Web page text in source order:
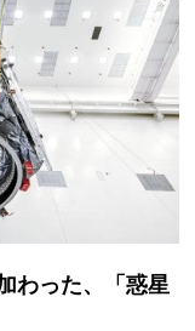
わった、「惑星